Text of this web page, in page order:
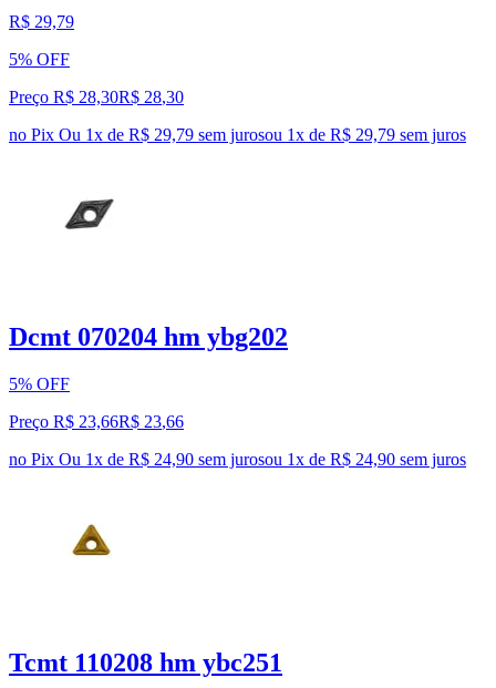
R$ 29,79
5% OFF
Preço R$ 28,30R$ 28,30
no Pix Ou 1x de R$ 29,79 sem jurosou 1x de R$ 29,79 sem juros
Dcmt 070204 hm ybg202
5% OFF
Preço R$ 23,66R$ 23,66
no Pix Ou 1x de R$ 24,90 sem jurosou 1x de R$ 24,90 sem juros
Tcmt 110208 hm ybc251